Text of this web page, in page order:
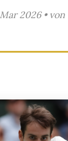
2026 • von